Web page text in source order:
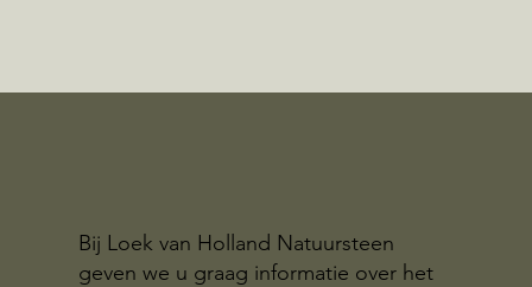
Bij Loek van Holland Natuursteen
geven we u graag informatie over het